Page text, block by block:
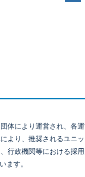
により運営され、各
り、推奨されるユニッ
政機関等における採用
ます。